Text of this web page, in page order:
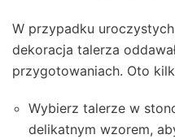
W przypadku
dekoracja talerza
przygotowaniach. Oto
Wybierz talerze w
delikatnym wzorem,